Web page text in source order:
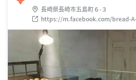
長崎県長崎市五島町６-３
https://m.facebook.com/bread-
213331375377931/#_=_